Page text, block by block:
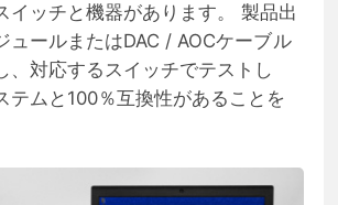
イッチと機器があります。 製品出
ュールまたはDAC / AOCケーブル
、対応するスイッチでテストし
テムと100％互換性があることを